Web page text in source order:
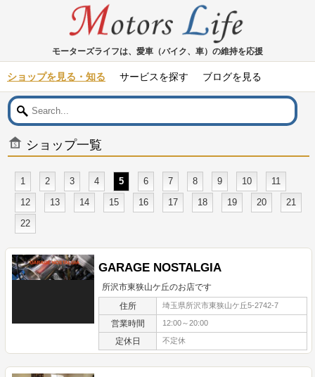
モーターズライフは、愛車（バイク、車）の維持を応援
ショップを見る・知る サービスを探す ブログを見る
ショップ一覧
1 2 3 4 5 6 7 8 9 10
11
12
13 14 15 16 17 18 19 20
21
22
GARAGE NOSTALGIA
所沢市東狭山ケ丘のお店です
住所 埼玉県所沢市東狭山ケ丘5-2742-7
営業時間 12:00～20:00
定休日 不定休